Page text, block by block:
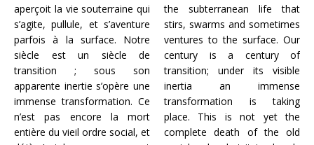
aperçoit la vie souterraine qui
s’agite, pullule, et s’aventure
parfois à la surface. Notre
siècle est un siècle de
transition ; sous son
apparente inertie s’opère une
immense transformation. Ce
n’est pas encore la mort
entière du vieil ordre social, et
the subterranean life that
stirs, swarms and sometimes
ventures to the surface. Our
century is a century of
transition; under its visible
inertia an immense
transformation is taking
place. This is not yet the
complete death of the old